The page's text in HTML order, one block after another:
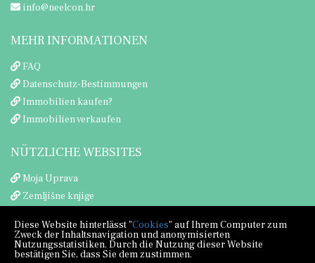
info@neelcon.hr
MEHR INFORMATIONEN
FAQ
Datenschutz-Bestimmungen
Immobilien kaufen?
Immobilien verkaufen
NÜTZLICHE WEBSITES
Moja Uprava
Zemljišne knjige
Diese Website hinterlässt "Cookies" auf Ihrem Computer zum
Zweck der Inhaltsnavigation und anonymisierten
Nutzungsstatistiken. Durch die Nutzung dieser Website
bestätigen Sie, dass Sie dem zustimmen.